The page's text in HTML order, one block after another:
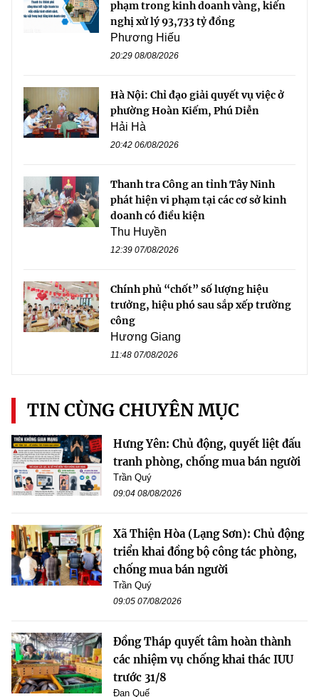
phạm trong kinh doanh vàng, kiến
nghị xử lý 93,733 tỷ đồng
Phương Hiếu
20:29 08/08/2026
Hà Nội: Chỉ đạo giải quyết vụ việc ở
phường Hoàn Kiếm, Phú Diễn
Hải Hà
20:42 06/08/2026
Thanh tra Công an tỉnh Tây Ninh
phát hiện vi phạm tại các cơ sở kinh
doanh có điều kiện
Thu Huyền
12:39 07/08/2026
Chính phủ “chốt” số lượng hiệu
trưởng, hiệu phó sau sắp xếp trường
công
Hương Giang
11:48 07/08/2026
TIN CÙNG CHUYÊN MỤC
Hưng Yên: Chủ động, quyết liệt đấu
tranh phòng, chống mua bán người
Trần Quý
09:04 08/08/2026
Xã Thiện Hòa (Lạng Sơn): Chủ động
triển khai đồng bộ công tác phòng,
chống mua bán người
Trần Quý
09:05 07/08/2026
Đồng Tháp quyết tâm hoàn thành
các nhiệm vụ chống khai thác IUU
trước 31/8
Đan Quế